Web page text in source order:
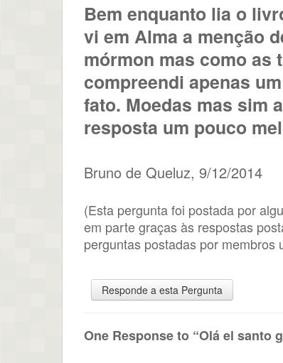
Bem enquanto lia o
vi em Alma a menção
mórmon mas como as
compreendi apenas
fato. Moedas mas sim
resposta um pouco
Bruno de Queluz, 9/12/2014
(Esta pergunta foi postada por
em parte graças às respostas
perguntas postadas por membros
Responde a esta Pergunta
One Response to “Olá el